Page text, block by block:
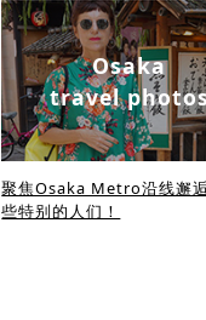
Osaka
travel
聚焦Osaka Metro沿线邂
些特别的人们！